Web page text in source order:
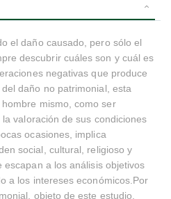
el daño causado, pero sólo el
descubrir cuáles son y cuál es
negativas que produce
daño no patrimonial, esta
mismo, como ser
valoración de sus condiciones
ocasiones, implica
social, cultural, religioso y
a los análisis objetivos
a los intereses económicos.Por
objeto de este estudio,